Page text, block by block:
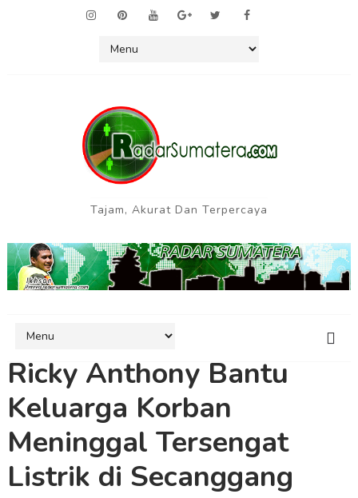
Tajam, Akurat Dan Terpercaya
Ricky Anthony Bantu
Keluarga Korban
Meninggal Tersengat
Listrik di Secanggang